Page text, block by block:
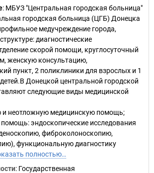
: МБУЗ "Центральная городская больница"
городская больница (ЦГБ) Донецка
медучреждение города,
диагностические
скорой помощи, круглосуточный
женскую консультацию,
пункт, 2 поликлиники для взрослых и 1
Донецкой центральной городской
следующие виды медицинской
и неотложную медицинскую помощь;
эндоскопические исследования
фиброколоноскопию,
функциональную диагностику
полностью…
: Государственная